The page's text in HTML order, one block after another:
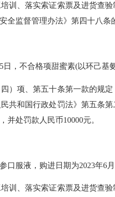
训、落实索证索票及进货查
全监督管理办法》第四十八条
日，不合格项甜蜜素(以环己
）项、第五十条第一款的规
共和国行政处罚法》第五条
并处罚款人民币10000元。
口服液，购进日期为2023年6
训、落实索证索票及进货查